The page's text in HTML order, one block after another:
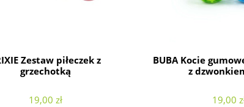
Zestaw piłeczek z
grzechotką
19,00 zł
BUBA Kocie
z
19,00